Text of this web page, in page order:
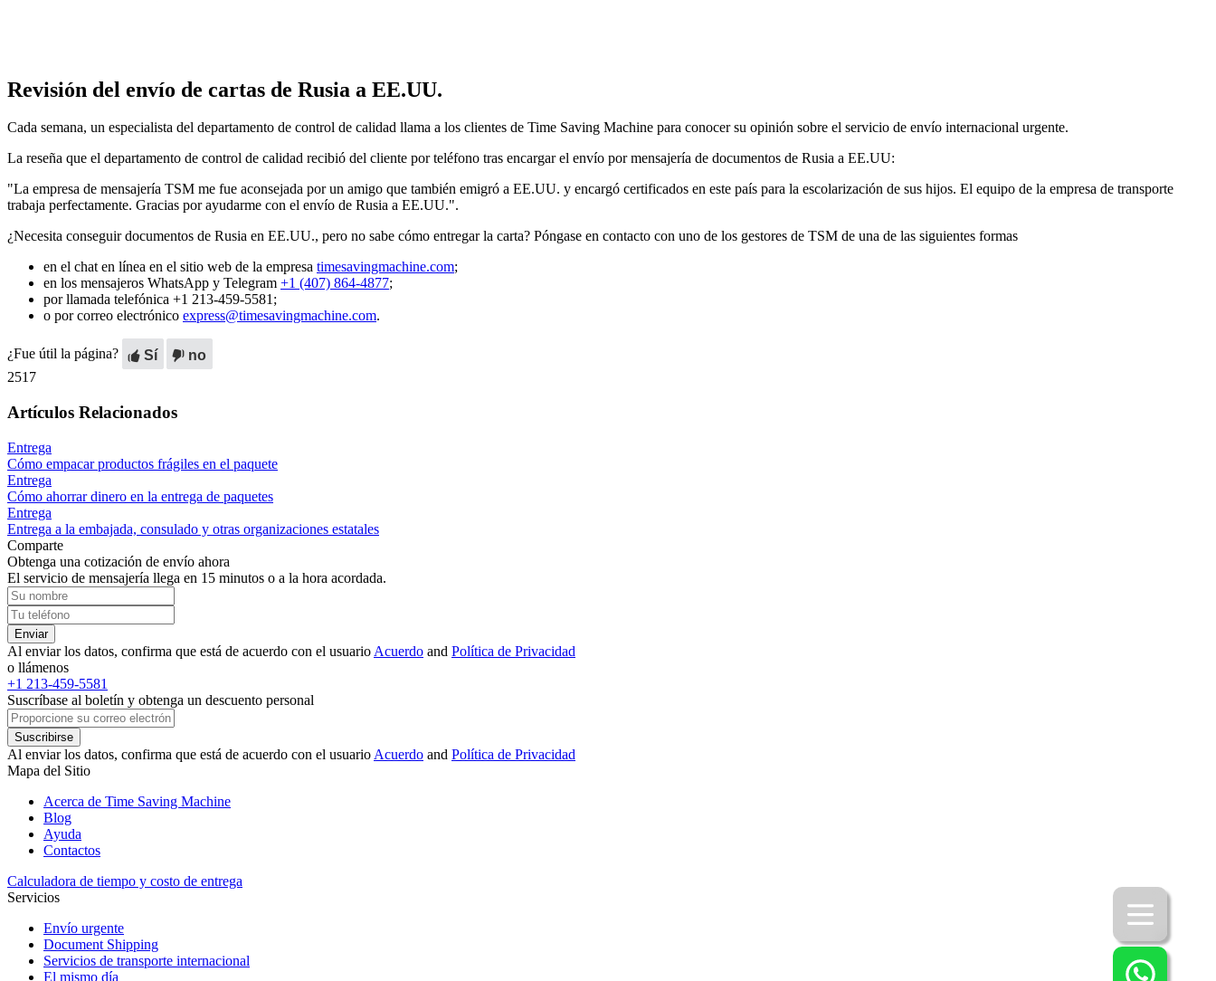
Revisión del envío de cartas de Rusia a EE.UU.
Cada semana, un especialista del departamento de control de calidad llama a los clientes de Time Saving Machine para conocer su opinión sobre el servicio de envío internacional urgente.
La reseña que el departamento de control de calidad recibió del cliente por teléfono tras encargar el envío por mensajería de documentos de Rusia a EE.UU:
"La empresa de mensajería TSM me fue aconsejada por un amigo que también emigró a EE.UU. y encargó certificados en este país para la escolarización de sus hijos. El equipo de la empresa de transporte
trabaja perfectamente. Gracias por ayudarme con el envío de Rusia a EE.UU.".
¿Necesita conseguir documentos de Rusia en EE.UU., pero no sabe cómo entregar la carta? Póngase en contacto con uno de los gestores de TSM de una de las siguientes formas
en el chat en línea en el sitio web de la empresa timesavingmachine.com;
en los mensajeros WhatsApp y Telegram +1 (407) 864-4877;
por llamada telefónica +1 213-459-5581;
o por correo electrónico express@timesavingmachine.com.
¿Fue útil la página? Sí
no
2517
Artículos Relacionados
Entrega
Cómo empacar productos frágiles en el paquete
Entrega
Cómo ahorrar dinero en la entrega de paquetes
Entrega
Entrega a la embajada, consulado y otras organizaciones estatales
Comparte
Obtenga una cotización de envío ahora
El servicio de mensajería llega en 15 minutos o a la hora acordada.
Enviar
Al enviar los datos, confirma que está de acuerdo con el usuario Acuerdo and Política de Privacidad
o llámenos
+1 213-459-5581
Suscríbase al boletín y obtenga un descuento personal
Suscribirse
Al enviar los datos, confirma que está de acuerdo con el usuario Acuerdo and Política de Privacidad
Mapa del Sitio
Acerca de Time Saving Machine
Blog
Ayuda
Contactos
Calculadora de tiempo y costo de entrega
Servicios
Envío urgente
Document Shipping
Servicios de transporte internacional
El mismo día